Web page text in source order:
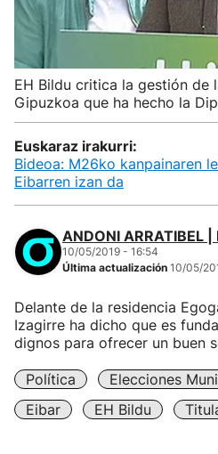
EH Bildu critica la gestión de
Gipuzkoa que ha hecho la
Euskaraz irakurri:
Bideoa: M26ko kanpainaren
Eibarren izan da
ANDONI ARRATIBEL |
10/05/2019 - 16:54
Última actualización 10/05/
Delante de la residencia
Izagirre ha dicho que es
dignos para ofrecer un buen
Política
Elecciones
Eibar
EH Bildu